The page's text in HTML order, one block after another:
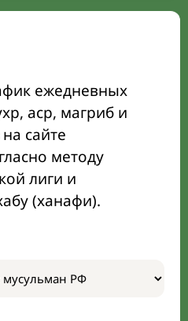
ежедневных
аср, магриб и
сайте
методу
лиги и
(ханафи).